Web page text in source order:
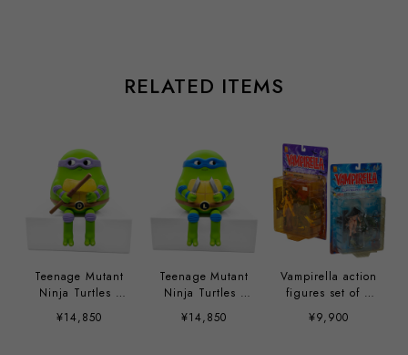
RELATED ITEMS
Teenage Mutant
Ninja Turtles -
Donnie by Sad
Salesman
¥14,850
Teenage Mutant
Ninja Turtles -
Leo by Sad
Salesman
¥14,850
Vampirella action
figures set of 2
by Clayburn
Moore
¥9,900